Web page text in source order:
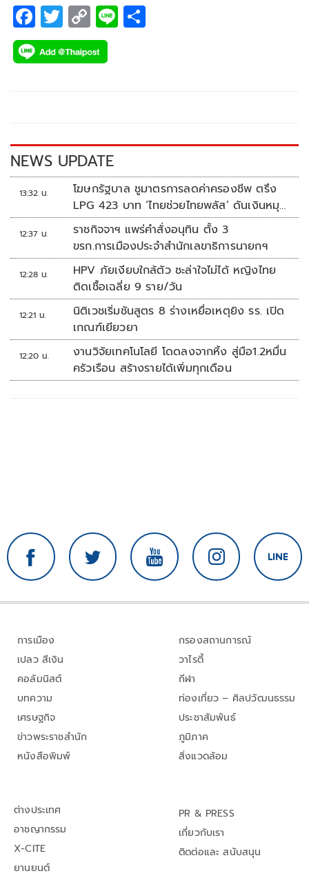
F
ac
e
k
T
wi
tt
C
o
p
k
Li
NEWS UPDATE
13:32 น.
โฆษกรัฐบาล ชูมาตรการลดค่าครองชีพ ตรึง
LPG 423 บาท ‘ไทยช่วยไทยพลัส’ ดันเงินหมุน
แสนล้าน
12:37 น.
ราชกิจจาฯ แพร่คำสั่งอนุทิน ตั้ง 3
ขรก.การเมืองประจำสำนักเลขาธิการนายกฯ
12:28 น.
HPV ภัยเงียบใกล้ตัว ชะล่าใจไม่ได้ หญิงไทย
ติดเชื้อเฉลี่ย 9 ราย/วัน
12:21 น.
นิติเวชเริ่มชันสูตร 8 ร่างเหยื่อเหตุยิง รร. เปิด
เกณฑ์เยียวยา
12:20 น.
งานวิจัยเทคโนโลยี โดดลงจากหิ้ง สู่มือ1.2หมื่น
ครัวเรือน สร้างรายได้เพิ่มทุกเดือน
การเมือง
เปลว สีเงิน
คอลัมนิสต์
บทความ
เศรษฐกิจ
ข่าวพระราชสำนัก
หนังสือพิมพ์
กรองสถานการณ์
วาไรตี้
กีฬา
ท่องเที่ยว – ศิลปวัฒนธรรม
ประชาสัมพันธ์
ภูมิภาค
สิ่งแวดล้อม
ต่างประเทศ
อาชญากรรม
X-CITE
ยานยนต์
PR & PRESS
เกี่ยวกับเรา
ติดต่อและ สนับสนุน